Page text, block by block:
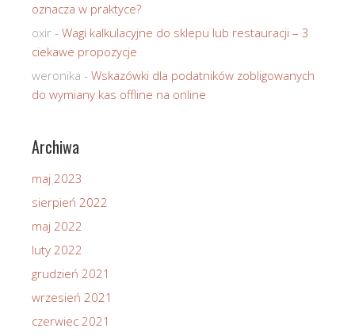
oznacza w praktyce?
oxir - Wagi kalkulacyjne do sklepu lub restauracji – 3
ciekawe propozycje
weronika - Wskazówki dla podatników zobligowanych
do wymiany kas offline na online
Archiwa
maj 2023
sierpień 2022
maj 2022
luty 2022
grudzień 2021
wrzesień 2021
czerwiec 2021